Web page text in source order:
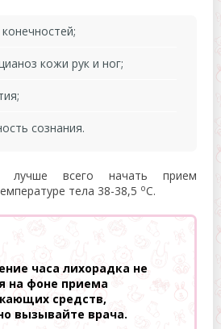
кожи рук и ног;
сознания.
лучше всего начать прием
тела 38-38,5 оС.
часа лихорадка не
на фоне приема
средств,
вызывайте врача.